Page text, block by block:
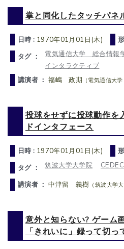
掌と同化したタッチパネ
日時 : 1970年01月01日(木)
タグ ：
電気通信大学 総合情報
インタラクティブ
講演者 ：福嶋 政期 （電気通信大
投球をせずに投球動作を
ドインタフェース
日時 : 1970年01月01日(木)
タグ ：
筑波大学大学院
講演者 ：中津留 義樹 （筑波大学大
意外と知らない? ゲーム
「きれいに」録って切っ